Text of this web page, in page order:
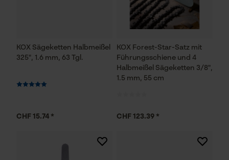
KOX Sägeketten Halbmeißel
325", 1.6 mm, 63 Tgl.
CHF 15.74 *
KOX Forest-Star-Satz mit
Führungsschiene und 4
Halbmeißel Sägeketten 3/8",
1.5 mm, 55 cm
CHF 123.39 *
Loop54 Personalization
Gespeicherter Warenkorb
Persönliche Begrüßung
Geo-IP und User Detection
Google Maps